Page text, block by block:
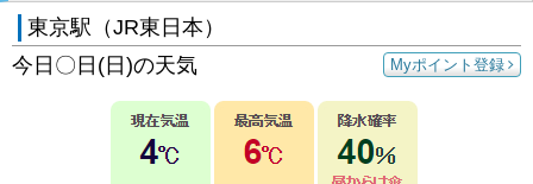
東京駅（JR東日本）
Myポイント登録
今日〇日(日)の天気